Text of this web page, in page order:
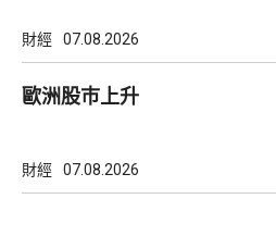
財經 07.08.2026
歐洲股巿上升
財經 07.08.2026